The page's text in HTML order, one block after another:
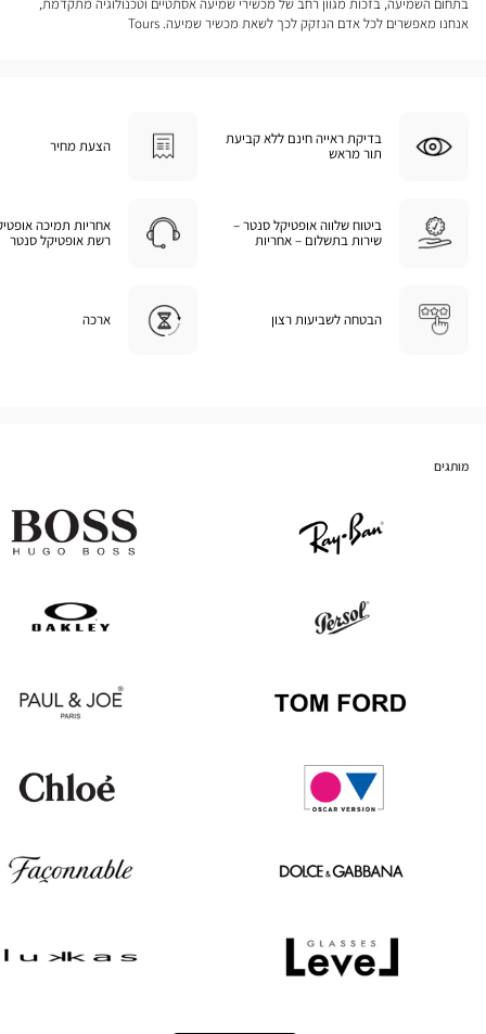
בתחום השמיעה, בזכות מגוון רחב של מכשירי שמיעה אסתטיים וטכנולוגיה מתקדמת,
אנחנו מאפשרים לכל אדם הנזקק לכך לשאת מכשיר שמיעה. Tours
בדיקת ראייה חינם ללא קביעת
תור מראש
הצעת מחיר
ביטוח שלווה אופטיקל סנטר –
שירות בתשלום – אחריות
אחריות תמיכה
רשת אופטיקל סנטר
הבטחה לשביעות רצון ארכה
מותגים